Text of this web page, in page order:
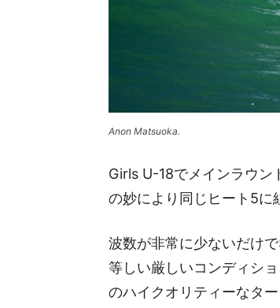
Anon Matsuoka.
Girls U-18でメインラウン
の妙により同じヒート5に
波数が非常に少ないだけ
等しい厳しいコンディシ
のハイクオリティーなタ